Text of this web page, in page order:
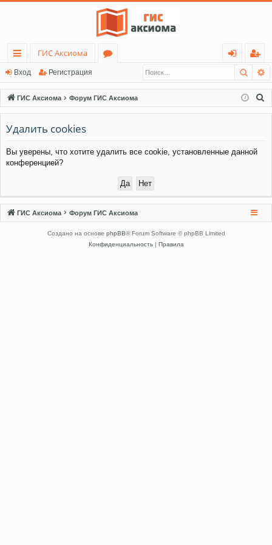
с
ы
лк
и
ГИС Аксиома
ру
м
д
ег
ис
тр
ия
Вход Регистрация
ГИС Аксиома Форум ГИС Аксиома
Удалить cookies
Вы уверены, что хотите удалить все cookie, установленные данной
конференцией?
ГИС Аксиома Форум ГИС Аксиома
Создано на основе phpBB® Forum Software © phpBB Limited
Конфиденциальность| Правила